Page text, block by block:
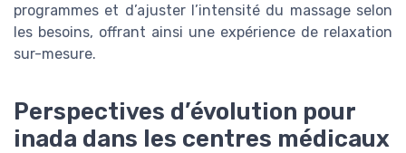
programmes et d’ajuster l’intensité du massage selon
les besoins, offrant ainsi une expérience de relaxation
sur-mesure.
Perspectives d’évolution pour
inada dans les centres médicaux